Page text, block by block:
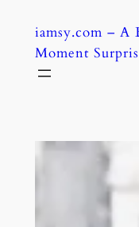
content
iamsy.com – A
Moment